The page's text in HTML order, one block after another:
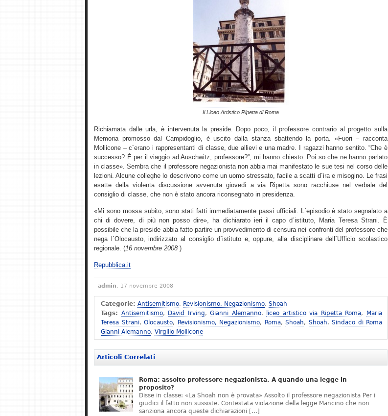
Il Liceo Artistico Ripetta di Roma
Richiamata dalle urla, è intervenuta la preside. Dopo poco, il professore contrario al progetto sulla
Memoria promosso dal Campidoglio, è uscito dalla stanza sbattendo la porta. «Fuori – racconta
Mollicone – c´erano i rappresentanti di classe, due allievi e una madre. I ragazzi hanno sentito. “Che è
successo? È per il viaggio ad Auschwitz, professore?”, mi hanno chiesto. Poi so che ne hanno parlato
in classe». Sembra che il professore negazionista non abbia mai manifestato le sue tesi nel corso delle
lezioni. Alcune colleghe lo descrivono come un uomo stressato, facile a scatti d´ira e misogino. Le frasi
esatte della violenta discussione avvenuta giovedì a via Ripetta sono racchiuse nel verbale del
consiglio di classe, che non è stato ancora riconsegnato in presidenza.
«Mi sono mossa subito, sono stati fatti immediatamente passi ufficiali. L´episodio è stato segnalato a
chi di dovere, di più non posso dire», ha dichiarato ieri il capo d´istituto, Maria Teresa Strani. È
possibile che la preside abbia fatto partire un provvedimento di censura nei confronti del professore che
nega l´Olocausto, indirizzato al consiglio d´istituto e, oppure, alla disciplinare dell´Ufficio scolastico
regionale. (16 novembre 2008 )
Repubblica.it
admin, 17 novembre 2008
Categorie: Antisemitismo, Revisionismo, Negazionismo, Shoah
Tags: Antisemitismo, David Irving,Gianni Alemanno, liceo artistico via Ripetta Roma,
Maria
Teresa Strani, Olocausto, Revisionismo, Negazionismo, Roma, Shoah, Shoah, Sindaco di Roma
Gianni Alemanno, Virgilio Mollicone
Articoli Correlati
Roma: assolto professore negazionista. A quando una legge in
proposito?
Disse in classe: «La Shoah non è provata» Assolto il professore negazionista Per i
giudici il fatto non sussiste. Contestata violazione della legge Mancino che non
sanziona ancora queste dichiarazioni […]